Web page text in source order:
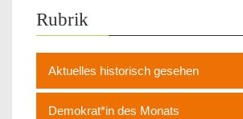
Rubrik
Aktuelles historisch gesehen
Demokrat*in des Monats